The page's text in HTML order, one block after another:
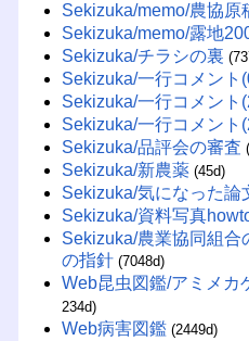
Sekizuka/memo/農協原
Sekizuka/memo/露地
Sekizuka/チラシの裏
Sekizuka/一行コメント
Sekizuka/一行コメント
Sekizuka/一行コメント
Sekizuka/品評会の審査
Sekizuka/新農薬 (45d)
Sekizuka/気になった論
Sekizuka/資料写真
Sekizuka/農業協同組合
の指針 (7048d)
Web昆虫図鑑/アミメカ
234d)
Web病害図鑑 (2449d)